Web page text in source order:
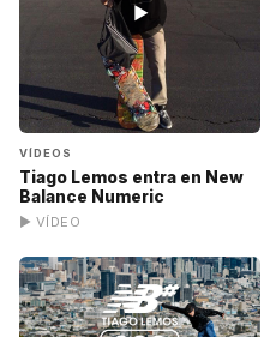
▶
VÍDEOS
Tiago Lemos entra en New
Balance Numeric
▶ VÍDEO